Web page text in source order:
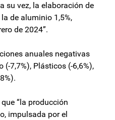
su vez, la elaboración de
de aluminio 1,5%,
de 2024”.
anuales negativas
7,7%), Plásticos (-6,6%),
“la producción
impulsada por el